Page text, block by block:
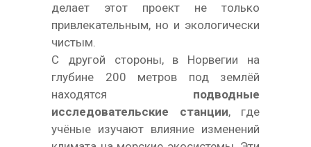
делает этот проект не только
привлекательным, но и экологически
чистым.
С другой стороны, в Норвегии на
глубине 200 метров под землёй
находятся подводные
исследовательские станции, где
учёные изучают влияние изменений